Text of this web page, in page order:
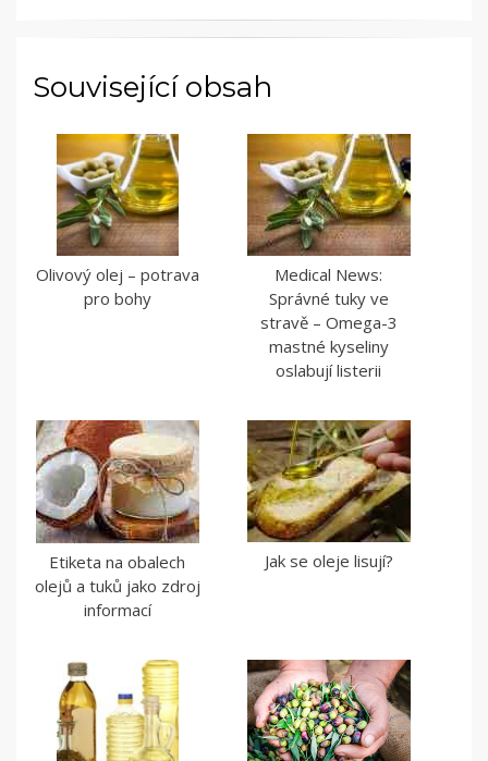
Související obsah
Olivový olej – potrava
pro bohy
Medical News:
Správné tuky ve
stravě – Omega-3
mastné kyseliny
oslabují listerii
Etiketa na obalech
olejů a tuků jako zdroj
informací
Jak se oleje lisují?